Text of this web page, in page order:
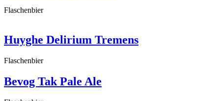
Flaschenbier
Huyghe Delirium Tremens
Flaschenbier
Bevog Tak Pale Ale